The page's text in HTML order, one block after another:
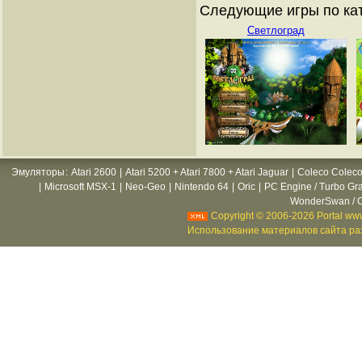
Следующие игры по
Светлоград
Эмуляторы : Atari 2600 Atari 5200 + Atari 7800 + Atari Jaguar
Coleco
Microsoft MSX-1 Neo-Geo Nintendo 64 Oric
PC Engine / Turbo
WonderSwan /
Copyright © 2006-2026 Portal
Использование материалов сайта